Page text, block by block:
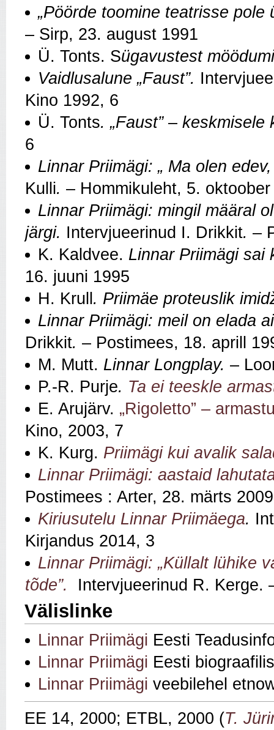
„Pöörde toomine teatrisse pole
– Sirp, 23. august 1991
Ü. Tonts. Sügavustest
Vaidlusalune „Faust”.
Kino 1992, 6
Ü. Tonts. „Faust” – keskmisele
6
Linnar Priimägi: „ Ma olen
Kulli. – Hommikuleht, 5.
Linnar Priimägi: mingil määral
järgi. Intervjueerinud I. Drikkit. –
K. Kaldvee. Linnar Priimägi sai
16. juuni 1995
H. Krull . Priimäe proteuslik
Linnar Priimägi: meil on elada
Drikkit. – Postimees, 18. aprill
M. Mutt. Linnar Longplay. –
P.-R. Purje. Ta ei teeskle
E. Arujärv. „Rigoletto” –
Kino, 2003, 7
K. Kurg. Priimägi kui avalik
Linnar Priimägi: aastaid
Postimees : Arter, 28. märts 2009
Kiriusutelu Linnar Priimäega.
Kirjandus 2014, 3
Linnar Priimägi: „Küllalt lühike
tõde”.
Intervjueerinud R. Kerge.
Välislinke
Linnar Priimägi Eesti
Linnar Priimägi Eesti
Linnar Priimägi veebilehel
EE 14, 2000; ETBL, 2000 (T.